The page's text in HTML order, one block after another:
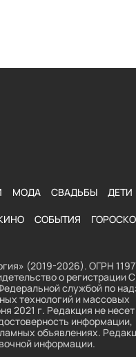
МОДА СВАДЬБЫ ДЕТИ
СОБЫТИЯ
(2019-2026). ОГРН
о
службой по
технологий и массовых
2021 г. Редакция не несет
информации,
объявлениях.
информации.